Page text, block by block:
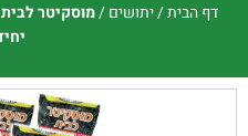
דף הבית/יתושים/